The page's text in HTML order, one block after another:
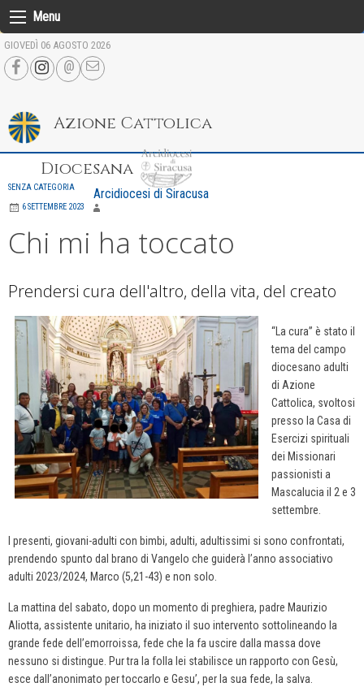
Skip
to
content
Menu
GIOVEDÌ 06 AGOSTO 2026
Azione Cattolica
Diocesana
Arcidiocesi di Siracusa
SENZA CATEGORIA
6 SETTEMBRE 2023
Chi mi ha toccato
Prendersi cura dell'altro, della vita, del creato
“La cura” è stato il
tema del campo
diocesano adulti
di Azione
Cattolica, svoltosi
presso la Casa di
Esercizi spirituali
dei Missionari
passionisti a
Mascalucia il 2 e 3
settembre.
I presenti, giovani-adulti con bimbi, adulti, adultissimi si sono confrontati,
prendendo spunto dal brano di Vangelo che guiderà l’anno associativo
adulti 2023/2024, Marco (5,21-43) e non solo.
La mattina del sabato, dopo un momento di preghiera, padre Maurizio
Aliotta, assistente unitario, ha iniziato il suo intervento sottolineando la
grande fede dell’emorroissa, fede che la fa uscire dalla massa dove
nessuno si distingue. Pur tra la folla lei stabilisce un rapporto con Gesù,
esce dall’anonimato per toccarlo e Gesu’, per la sua fede, la salva.